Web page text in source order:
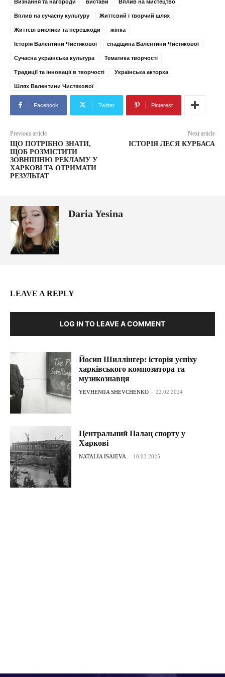
Визнання та нагороди вистави Вплив на мистецтво
Вплив на сучасну культуру Життєвий і творчий шлях
Життєві виклики та перешкоди жінка
Історія Валентини Чистякової спадщина Валентини Чистякової
Сучасна українська культура Тематика творчості
Традиції та інновації в творчості Українська акторка
Шлях Валентини Чистякової
Facebook Twitter Pinterest
Previous article
ЩО ПОТРІБНО ЗНАТИ,
ЩОБ РОЗМІСТИТИ
ЗОВНІШНЮ РЕКЛАМУ У
ХАРКОВІ ТА ОТРИМАТИ
РЕЗУЛЬТАТ
Next article
ІСТОРІЯ ЛЕСЯ КУРБАСА
Daria Yesina
LEAVE A REPLY
LOG IN TO LEAVE A COMMENT
Йосип Шиллінгер: історія успіху
харківського композитора та
музикознавця
YEVHENIIA SHEVCHENKO - 22.02.2024
Центральний Палац спорту у
Харкові
NATALIA ISAIEVA - 10.03.2025